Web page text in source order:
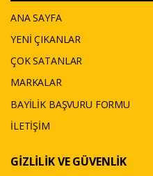
ANA SAYFA
YENİ ÇIKANLAR
ÇOK SATANLAR
MARKALAR
BAYİLİK BAŞVURU FORMU
İLETİŞİM
GİZLİLİK VE GÜVENLİK